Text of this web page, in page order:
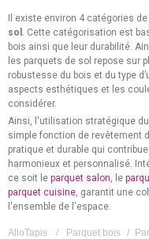
Il existe environ 4 catégories
sol
. Cette catégorisation est
bois ainsi que leur durabilité.
les parquets de sol repose sur
robustesse du bois et du type
aspects esthétiques et les
considérer.
Ainsi, l'utilisation stratégique
simple fonction de revêtement
pratique et durable qui
harmonieux et personnalisé.
ce soit le parquet salon , le
parquet cuisine , garantit une
l'ensemble de l'espace.
AlloTapis / Parquet bois /